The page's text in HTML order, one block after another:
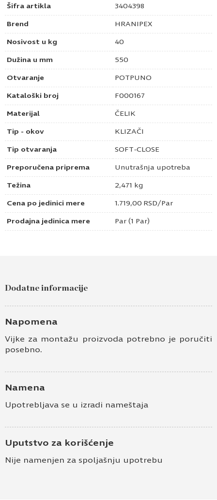
Šifra artikla 3404398
Brend HRANIPEX
Nosivost u kg 40
Dužina u mm 550
Otvaranje POTPUNO
Kataloški broj F000167
Materijal ČELIK
Tip - okov KLIZAČI
Tip otvaranja SOFT-CLOSE
Preporučena priprema Unutrašnja upotreba
Težina 2,471 kg
Cena po jedinici mere 1.719,00 RSD/Par
Prodajna jedinica mere Par (1 Par)
Dodatne informacije
Napomena
Vijke za montažu proizvoda potrebno je poručiti
posebno.
Namena
Upotrebljava se u izradi nameštaja
Uputstvo za korišćenje
Nije namenjen za spoljašnju upotrebu